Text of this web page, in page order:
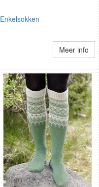
Enkelsokken
Meer info